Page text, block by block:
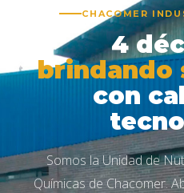
CHACOMER
4
brindando
con
Somos la Unidad de
Químicas de Chacomer.